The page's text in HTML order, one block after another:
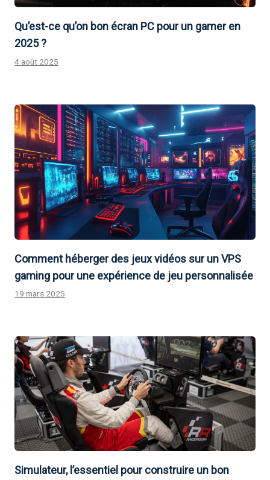
Qu’est-ce qu’on bon écran PC pour un gamer en
2025 ?
4 août 2025
Comment héberger des jeux vidéos sur un VPS
gaming pour une expérience de jeu personnalisée
19 mars 2025
Simulateur, l’essentiel pour construire un bon